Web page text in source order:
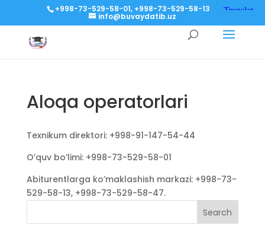
+998-73-529-58-01, +998-73-529-58-13
info@buvaydatib.uz
Aloqa operatorlari
Texnikum direktori: +998-91-147-54-44
O’quv bo’limi: +998-73-529-58-01
Abiturentlarga ko’maklashish markazi: +998-73-
529-58-13, +998-73-529-58-47.
Search